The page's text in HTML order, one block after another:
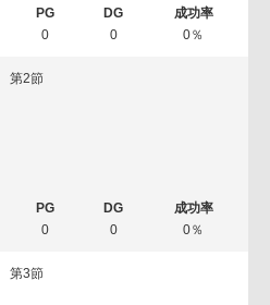
0 0 0％
第2節
0 0 0％
第3節